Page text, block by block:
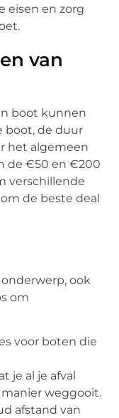
eisen en zorg
van
boot kunnen
boot, de duur
het algemeen
de €50 en €200
verschillende
de beste deal
ook
om
voor boten die
je al je afval
weggooit.
afstand van